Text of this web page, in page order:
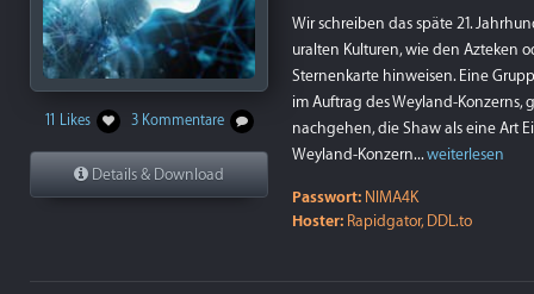
11 Likes 3 Kommentare
Details & Download
Wir schreiben das späte 21.
uralten Kulturen, wie den Azteken
Sternenkarte hinweisen. Eine
im Auftrag des Weyland-Konzerns,
nachgehen, die Shaw als eine Art
Weyland-Konzern... weiterlesen
Passwort: NIMA4K
Hoster: Rapidgator, DDL.to